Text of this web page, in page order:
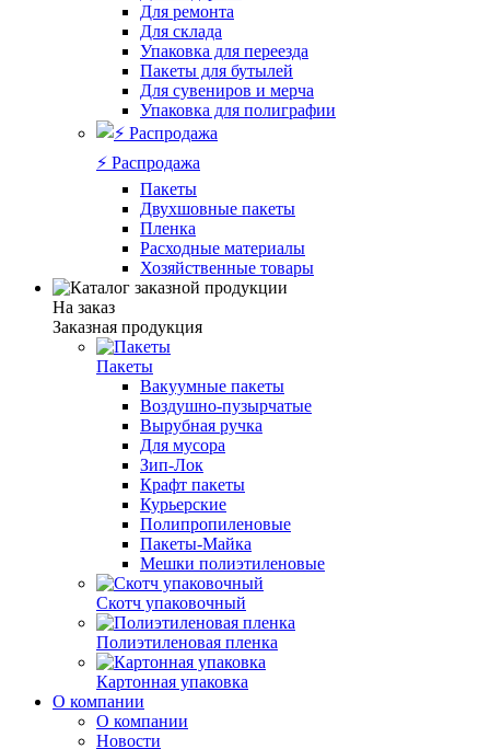
Для ремонта
Для склада
Упаковка для переезда
Пакеты для бутылей
Для сувениров и мерча
Упаковка для полиграфии
⚡️ Распродажа
Пакеты
Двухшовные пакеты
Пленка
Расходные материалы
Хозяйственные товары
На заказ
Заказная продукция
Пакеты
Вакуумные пакеты
Воздушно-пузырчатые
Вырубная ручка
Для мусора
Зип-Лок
Крафт пакеты
Курьерские
Полипропиленовые
Пакеты-Майка
Мешки полиэтиленовые
Скотч упаковочный
Полиэтиленовая пленка
Картонная упаковка
О компании
О компании
Новости